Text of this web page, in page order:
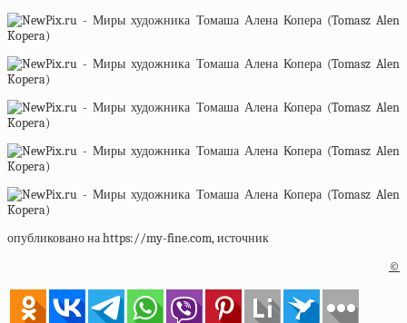
опубликовано на https://my-fine.com, источник
©